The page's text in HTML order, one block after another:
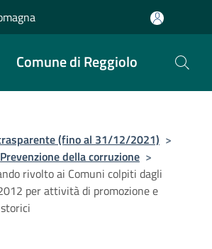
Comune di Reggiolo
(fino al 31/12/2021) >
Prevenzione della corruzione >
rivolto ai Comuni colpiti dagli
per attività di promozione e